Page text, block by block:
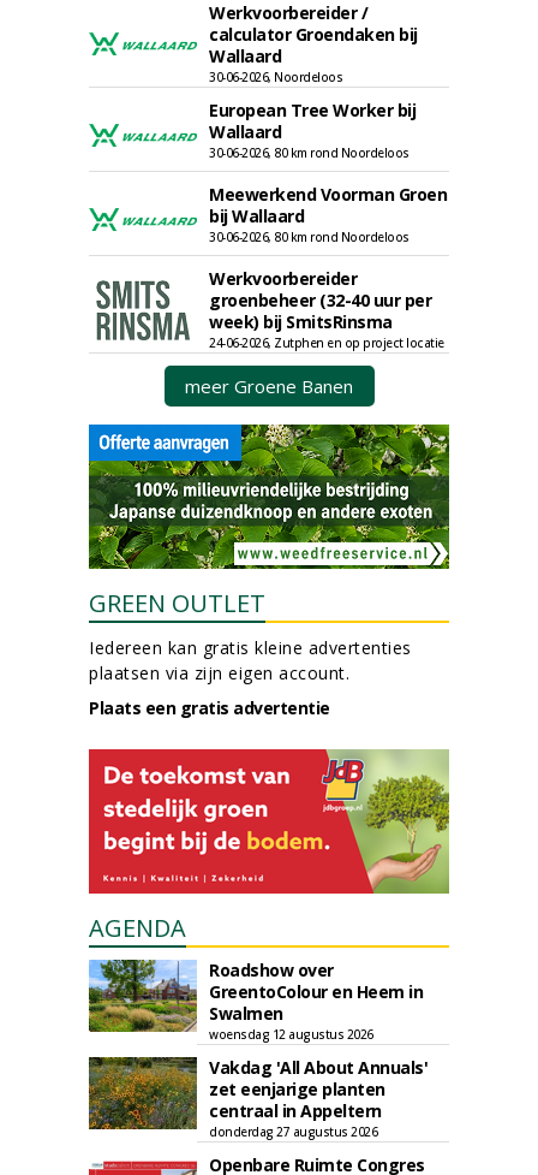
Werkvoorbereider /
calculator Groendaken bij
Wallaard
30-06-2026, Noordeloos
European Tree Worker bij
Wallaard
30-06-2026, 80 km rond Noordeloos
Meewerkend Voorman Groen
bij Wallaard
30-06-2026, 80 km rond Noordeloos
Werkvoorbereider
groenbeheer (32-40 uur per
week) bij SmitsRinsma
24-06-2026, Zutphen en op project locatie
meer Groene Banen
GREEN OUTLET
Iedereen kan gratis kleine advertenties
plaatsen via zijn eigen account.
Plaats een gratis advertentie
AGENDA
Roadshow over
GreentoColour en Heem in
Swalmen
woensdag 12 augustus 2026
Vakdag 'All About Annuals'
zet eenjarige planten
centraal in Appeltern
donderdag 27 augustus 2026
Openbare Ruimte Congres